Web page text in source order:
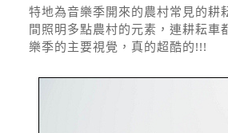
特地為音樂季開來的農村常見的耕
間照明多點農村的元素，連耕耘車
樂季的主要視覺，真的超酷的!!!